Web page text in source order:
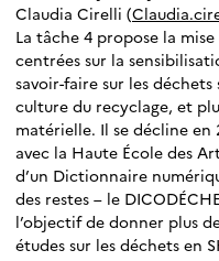
Claudia Cirelli (
La tâche 4 propose la
centrées sur la
savoir-faire sur les
culture du recyclage, et
matérielle. Il se décline
avec la Haute École des
d’un Dictionnaire
des restes – le
l’objectif de donner plus
études sur les déchets en